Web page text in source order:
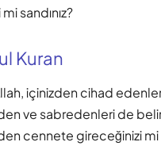
sandınız?
Kuran
içinizden cihad
ve sabredenleri de
cennete gireceğinizi mi